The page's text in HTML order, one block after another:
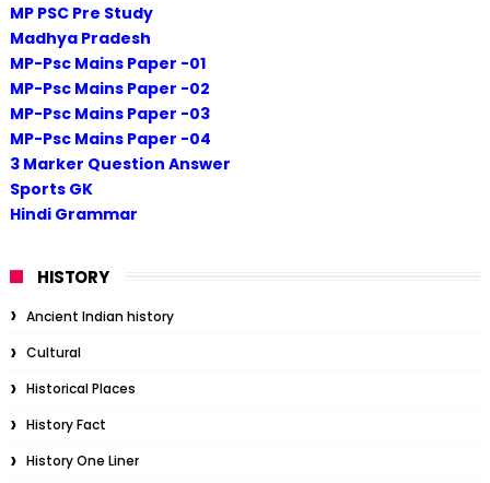
MP PSC Pre Study
Madhya Pradesh
MP-Psc Mains Paper -01
MP-Psc Mains Paper -02
MP-Psc Mains Paper -03
MP-Psc Mains Paper -04
3 Marker Question Answer
Sports GK
Hindi Grammar
HISTORY
Ancient Indian history
Cultural
Historical Places
History Fact
History One Liner